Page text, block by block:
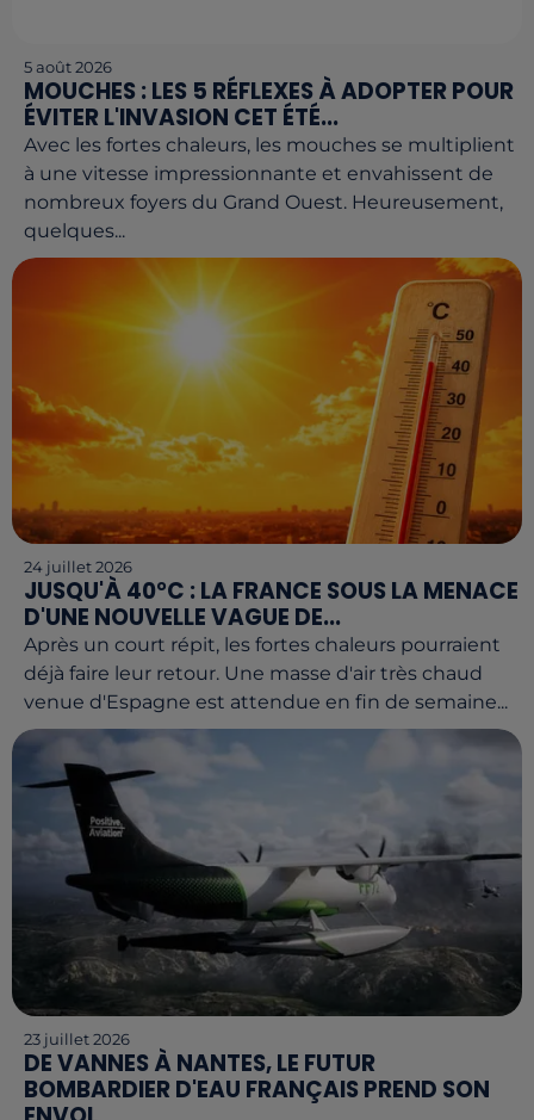
5 août 2026
MOUCHES : LES 5 RÉFLEXES À ADOPTER POUR
ÉVITER L'INVASION CET ÉTÉ...
Avec les fortes chaleurs, les mouches se multiplient
à une vitesse impressionnante et envahissent de
nombreux foyers du Grand Ouest. Heureusement,
quelques...
24 juillet 2026
JUSQU'À 40°C : LA FRANCE SOUS LA MENACE
D'UNE NOUVELLE VAGUE DE...
Après un court répit, les fortes chaleurs pourraient
déjà faire leur retour. Une masse d'air très chaud
venue d'Espagne est attendue en fin de semaine...
23 juillet 2026
DE VANNES À NANTES, LE FUTUR
BOMBARDIER D'EAU FRANÇAIS PREND SON